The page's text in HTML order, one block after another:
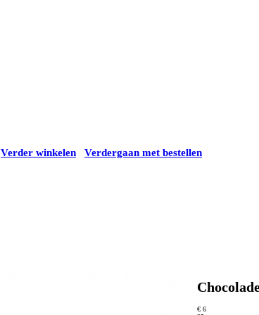
Verder winkelen Verdergaan met bestellen
€ 6